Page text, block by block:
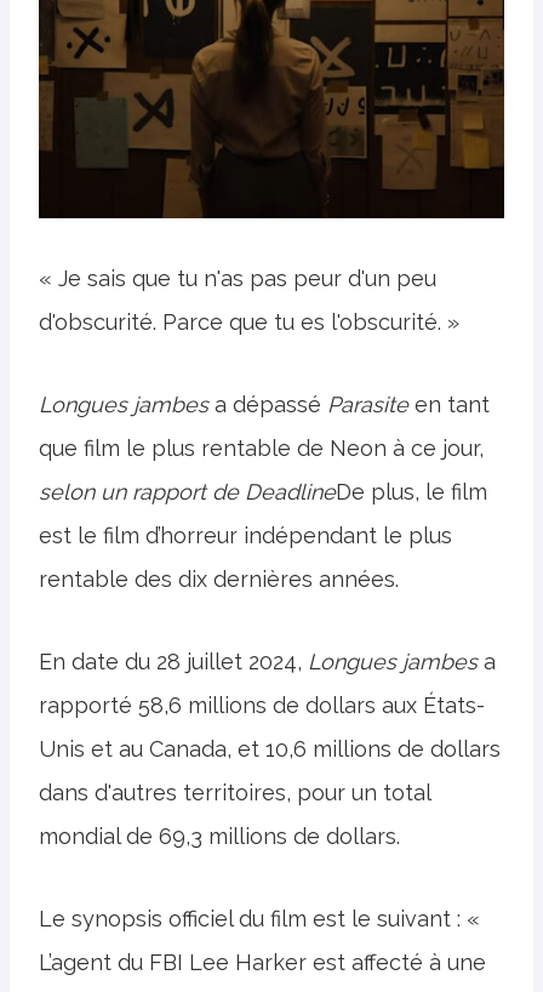
« Je sais que tu n'as pas peur d'un peu
d'obscurité. Parce que tu es l'obscurité. »
Longues jambesa dépassé Parasiteen tant
que film le plus rentable de Neon à ce jour,
selon un rapport de DeadlineDe plus, le film
est le film d’horreur indépendant le plus
rentable des dix dernières années.
En date du 28 juillet 2024, Longues jambesa
rapporté 58,6 millions de dollars aux États-
Unis et au Canada, et 10,6 millions de dollars
dans d'autres territoires, pour un total
mondial de 69,3 millions de dollars.
Le synopsis officiel du film est le suivant : «
L’agent du FBI Lee Harker est affecté à une